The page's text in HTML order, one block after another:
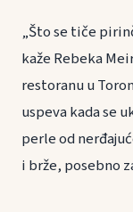
„Što se tiče
kaže Rebeka
restoranu u
uspeva kada se
perle od
i brže, posebno